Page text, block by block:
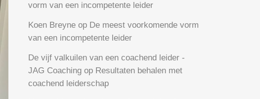
vorm van een incompetente leider
Koen Breyne op De meest voorkomende vorm
van een incompetente leider
De vijf valkuilen van een coachend leider -
JAG Coaching op Resultaten behalen met
coachend leiderschap